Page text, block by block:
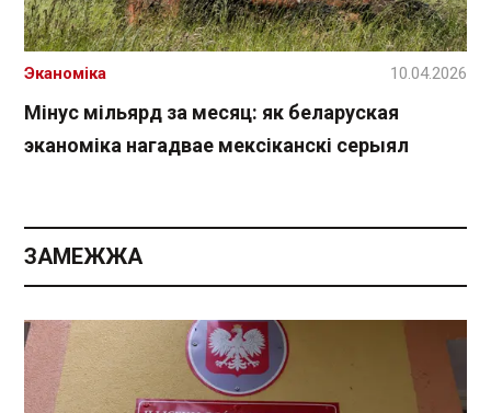
Мінус мільярд за месяц: як беларуская
эканоміка нагадвае мексіканскі серыял
Эканоміка 10.04.2026
ЗАМЕЖЖА